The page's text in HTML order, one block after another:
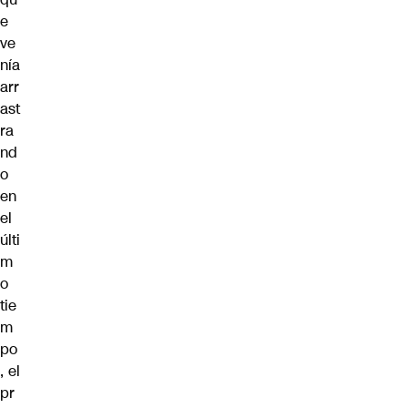
e
ve
nía
arr
ast
ra
nd
o
en
el
últi
m
o
tie
m
po
, el
pr